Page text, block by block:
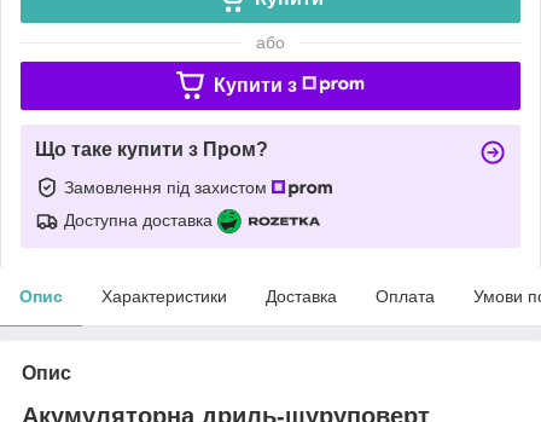
або
Купити з
Що таке купити з Пром?
Замовлення під захистом
Доступна доставка
Опис Характеристики Доставка Оплата Умови
Опис
Акумуляторна дриль-шуруповерт